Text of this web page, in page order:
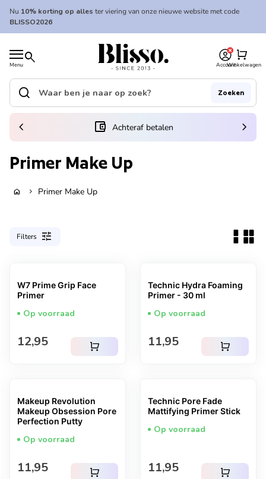
Overslaan naar inhoud
Nu 10% korting op alles ter viering van onze nieuwe website met code
BLISSO2026
Menu search
Home
AccountWinkelwagen
shopping_cart
Home
Zoek op"
search Zoeken
(link opent in nieuw tabblad/venster)
account_balance_wallet Achteraf betalen
chevron_left chevron_right
Primer Make Up
home chevron_right Primer Make Up
Filters tune
W7 Prime Grip Face
Primer
Op voorraad
Normale prijs
12,95 shopping_cart
Technic Hydra Foaming
Primer - 30 ml
Op voorraad
Normale prijs
11,95 shopping_cart
Makeup Revolution
Makeup Obsession Pore
Perfection Putty
Op voorraad
Normale prijs
11,95 shopping_cart
Technic Pore Fade
Mattifying Primer Stick
Op voorraad
Normale prijs
11,95 shopping_cart